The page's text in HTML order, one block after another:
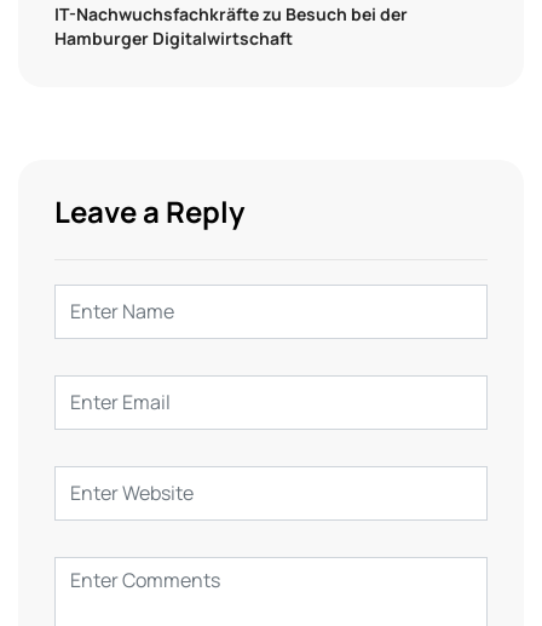
IT-Nachwuchsfachkräfte zu Besuch bei der
Hamburger Digitalwirtschaft
Leave a Reply